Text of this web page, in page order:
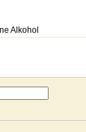
Alkohol